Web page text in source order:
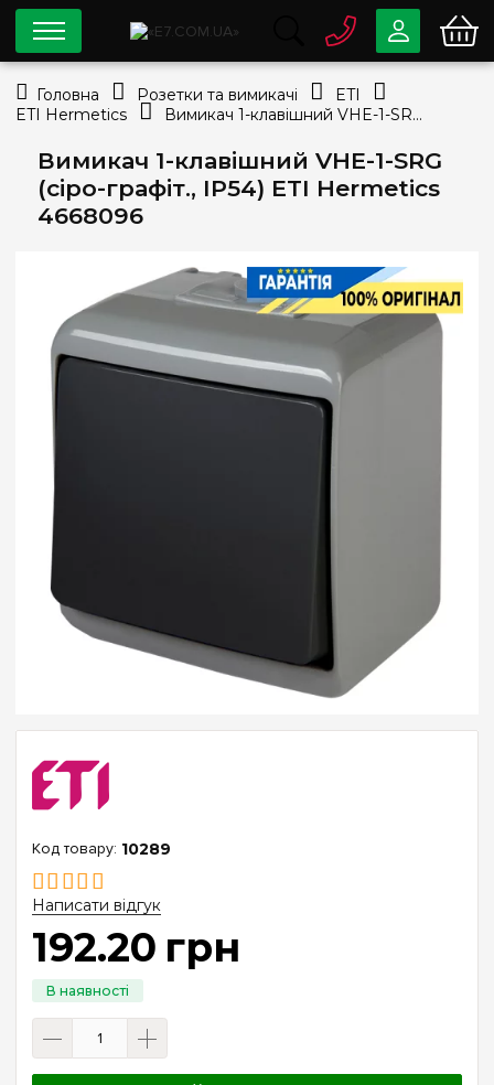
Вимикач 1-клавішний VHE-1-SRG
(сіро-графіт., IP54) ETI Hermetics
4668096
10289
Написати відгук
192.20 грн
0 80033-63-07
info@e7.com.ua
044334-79-78
Viber Telegram
Головна Розетки та вимикачі
ETI
ETI Hermetics
Вимикач 1-клавішний VHE-1-SRG (сіро-графіт., IP54) ETI Hermetics 4668096